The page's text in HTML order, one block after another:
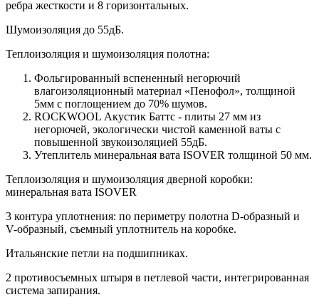
ребра жесткости и 8 горизонтальных.
Шумоизоляция до 55дБ.
Теплоизоляция и шумоизоляция полотна:
Фольгированный вспененный негорючий
влагоизоляционный материал «Пенофол», толщиной
5мм с поглощением до 70% шумов.
ROCKWOOL Акустик Баттс - плиты 27 мм из
негорючей, экологически чистой каменной ваты с
повышенной звукоизоляцией 55дБ.
Утеплитель минеральная вата ISOVER толщиной 50 мм.
Теплоизоляция и шумоизоляция дверной коробки:
минеральная вата ISOVER
3 контура уплотнения: по периметру полотна D-образный и
V-образный, съемный уплотнитель на коробке.
Итальянские петли на подшипниках.
2 противосъемных штыря в петлевой части, интегрированная
система запирания.